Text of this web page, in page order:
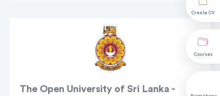
Create CV
Courses
The Open University of Sri Lanka -